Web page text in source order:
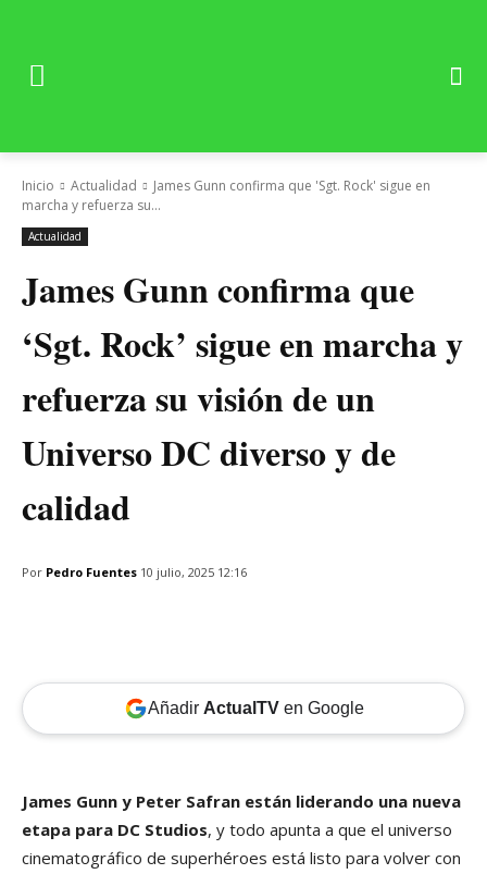
Inicio Actualidad
James Gunn confirma que 'Sgt. Rock' sigue en
marcha y refuerza su...
Actualidad
James Gunn confirma que
‘Sgt. Rock’ sigue en marcha y
refuerza su visión de un
Universo DC diverso y de
calidad
Por Pedro Fuentes 10 julio, 2025 12:16
Añadir ActualTVen Google
James Gunn y Peter Safran están liderando una nueva
etapa para DC Studios, y todo apunta a que el universo
cinematográfico de superhéroes está listo para volver con